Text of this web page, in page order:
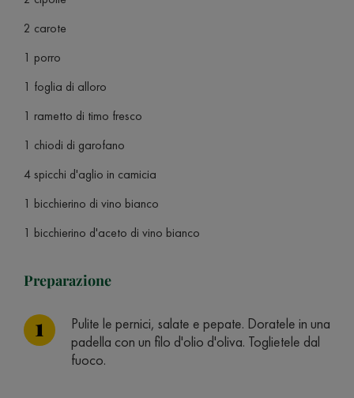
2 carote
1 porro
1 foglia di alloro
1 rametto di timo fresco
1 chiodi di garofano
4 spicchi d'aglio in camicia
1 bicchierino di vino bianco
1 bicchierino d'aceto di vino bianco
Preparazione
Pulite le pernici, salate e pepate. Doratele in una
padella con un filo d'olio d'oliva. Toglietele dal
fuoco.